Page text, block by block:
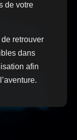
de votre
retrouver
dans
afin